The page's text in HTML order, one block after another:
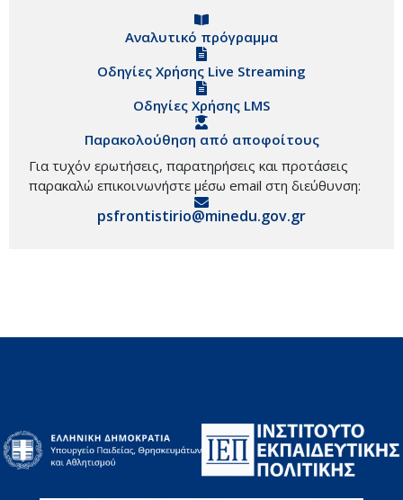
Αναλυτικό πρόγραμμα
Οδηγίες Χρήσης Live Streaming
Οδηγίες Χρήσης LMS
Παρακολούθηση από αποφοίτους
Για τυχόν ερωτήσεις, παρατηρήσεις και προτάσεις
παρακαλώ επικοινωνήστε μέσω email στη διεύθυνση:
psfrontistirio@minedu.gov.gr